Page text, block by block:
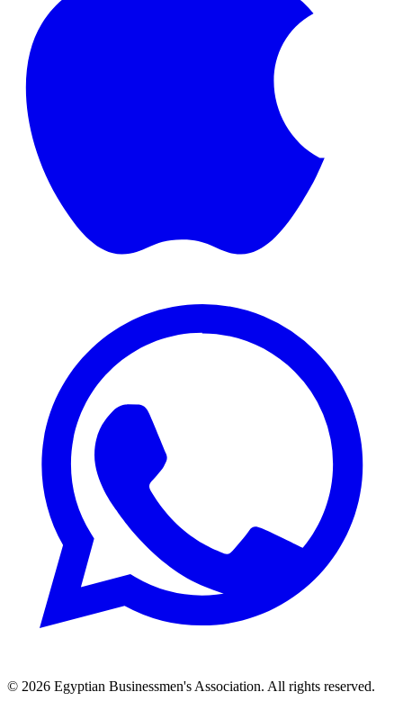
© 2026 Egyptian Businessmen's Association. All rights reserved.